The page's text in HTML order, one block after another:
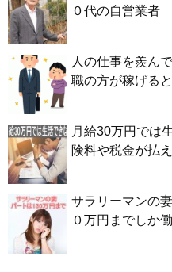
０代の自営業者
人の仕事を羨ん
職の方が稼げる
月給30万円では
険料や税金が払
サラリーマンの
０万円までしか